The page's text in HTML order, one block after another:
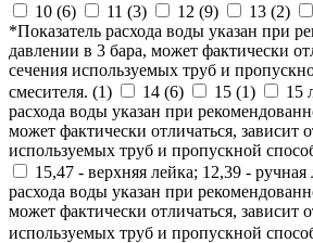
10 (6) 11 (3) 12 (9) 13 (2)
*Показатель расхода воды указан при
давлении в 3 бара, может фактически
сечения используемых труб и
смесителя. (1) 14 (6) 15 (1)
15
расхода воды указан при
может фактически отличаться, зависит
используемых труб и пропускной
15,47 - верхняя лейка; 12,39 -
расхода воды указан при
может фактически отличаться, зависит
используемых труб и пропускной